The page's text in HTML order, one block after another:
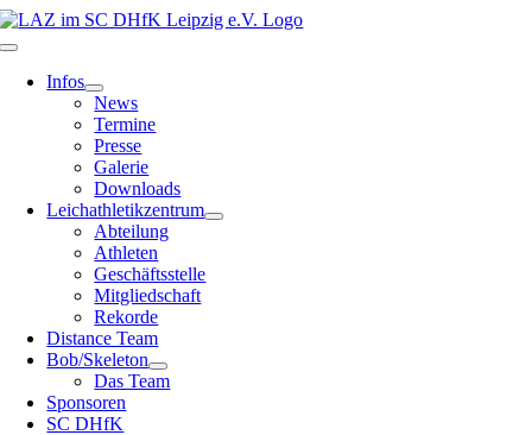
Zum
Inhalt
Toggle
Navigation
Infos
News
Termine
Presse
Galerie
Downloads
Leichathletikzentrum
Abteilung
Athleten
Geschäftsstelle
Mitgliedschaft
Rekorde
Distance Team
Bob/Skeleton
Das Team
Sponsoren
SC DHfK